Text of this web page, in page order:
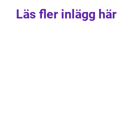
Läs fler inlägg här